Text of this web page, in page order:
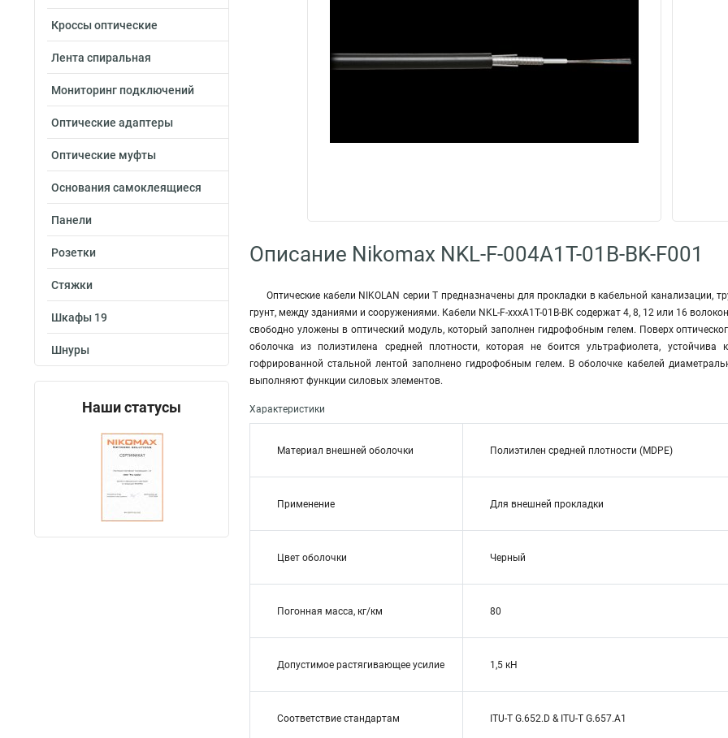
Кроссы оптические
Лента спиральная
Мониторинг подключений
Оптические адаптеры
Оптические муфты
Основания самоклеящиеся
Панели
Розетки
Стяжки
Шкафы 19
Шнуры
Наши статусы
Описание Nikomax NKL-F-004A1T-01B-BK-F001
Оптические кабели NIKOLAN серии Т предназначены для прокладки в кабельной канализации,
грунт, между зданиями и сооружениями. Кабели NKL-F-xxxA1T-01B-BK содержат 4, 8, 12 или 16
свободно уложены в оптический модуль, который заполнен гидрофобным гелем. Поверх
оболочка из полиэтилена средней плотности, которая не боится ультрафиолета,
гофрированной стальной лентой заполнено гидрофобным гелем. В оболочке кабелей
выполняют функции силовых элементов.
Характеристики
Материал внешней оболочки Полиэтилен средней плотности (MDPE)
Применение Для внешней прокладки
Цвет оболочки Черный
Погонная масса, кг/км 80
Допустимое растягивающее усилие 1,5 кН
Соответствие стандартам ITU-T G.652.D & ITU-T G.657.A1